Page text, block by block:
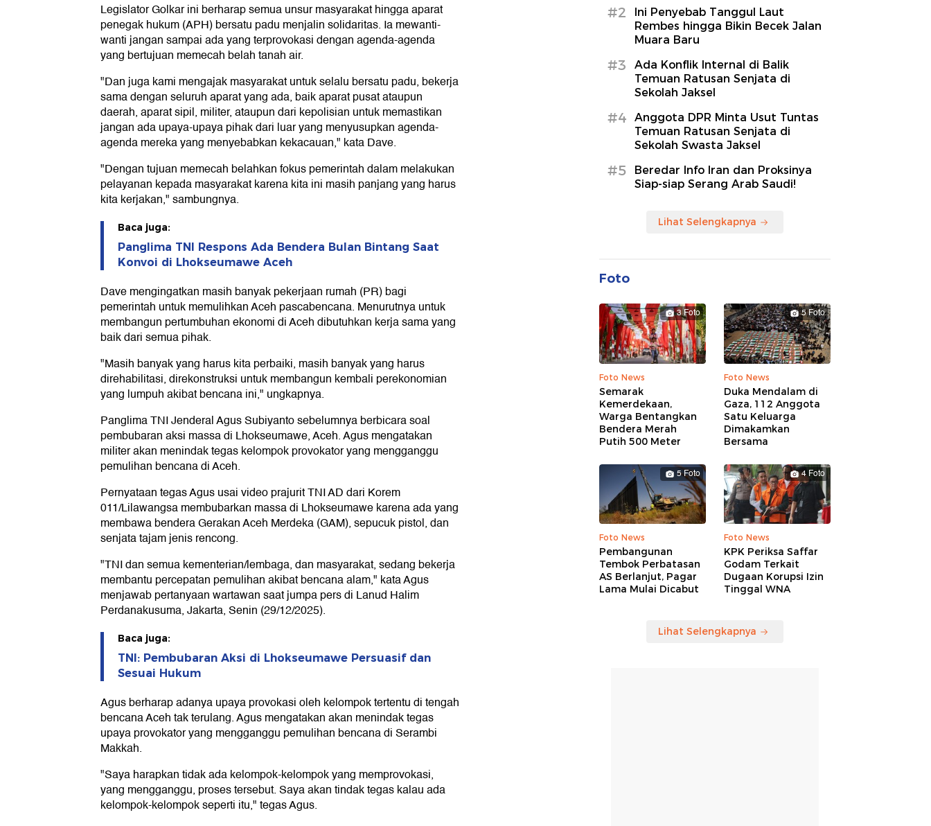
Legislator Golkar ini berharap semua unsur masyarakat hingga aparat
penegak hukum (APH) bersatu padu menjalin solidaritas. Ia mewanti-
wanti jangan sampai ada yang terprovokasi dengan agenda-agenda
yang bertujuan memecah belah tanah air.
"Dan juga kami mengajak masyarakat untuk selalu bersatu padu, bekerja
sama dengan seluruh aparat yang ada, baik aparat pusat ataupun
daerah, aparat sipil, militer, ataupun dari kepolisian untuk memastikan
jangan ada upaya-upaya pihak dari luar yang menyusupkan agenda-
agenda mereka yang menyebabkan kekacauan," kata Dave.
"Dengan tujuan memecah belahkan fokus pemerintah dalam melakukan
pelayanan kepada masyarakat karena kita ini masih panjang yang harus
kita kerjakan," sambungnya.
Baca juga:
Panglima TNI Respons Ada Bendera Bulan Bintang Saat
Konvoi di Lhokseumawe Aceh
Dave mengingatkan masih banyak pekerjaan rumah (PR) bagi
pemerintah untuk memulihkan Aceh pascabencana. Menurutnya untuk
membangun pertumbuhan ekonomi di Aceh dibutuhkan kerja sama yang
baik dari semua pihak.
"Masih banyak yang harus kita perbaiki, masih banyak yang harus
direhabilitasi, direkonstruksi untuk membangun kembali perekonomian
yang lumpuh akibat bencana ini," ungkapnya.
Panglima TNI Jenderal Agus Subiyanto sebelumnya berbicara soal
pembubaran aksi massa di Lhokseumawe, Aceh. Agus mengatakan
militer akan menindak tegas kelompok provokator yang mengganggu
pemulihan bencana di Aceh.
Pernyataan tegas Agus usai video prajurit TNI AD dari Korem
011/Lilawangsa membubarkan massa di Lhokseumawe karena ada yang
membawa bendera Gerakan Aceh Merdeka (GAM), sepucuk pistol, dan
senjata tajam jenis rencong.
"TNI dan semua kementerian/lembaga, dan masyarakat, sedang bekerja
membantu percepatan pemulihan akibat bencana alam," kata Agus
menjawab pertanyaan wartawan saat jumpa pers di Lanud Halim
Perdanakusuma, Jakarta, Senin (29/12/2025).
Baca juga:
TNI: Pembubaran Aksi di Lhokseumawe Persuasif dan
Sesuai Hukum
Agus berharap adanya upaya provokasi oleh kelompok tertentu di tengah
bencana Aceh tak terulang. Agus mengatakan akan menindak tegas
upaya provokator yang mengganggu pemulihan bencana di Serambi
Makkah.
"Saya harapkan tidak ada kelompok-kelompok yang memprovokasi,
yang mengganggu, proses tersebut. Saya akan tindak tegas kalau ada
kelompok-kelompok seperti itu," tegas Agus.
#2
Ini Penyebab Tanggul Laut
Rembes hingga Bikin Becek Jalan
Muara Baru
#3
Ada Konflik Internal di Balik
Temuan Ratusan Senjata di
Sekolah Jaksel
#4
Anggota DPR Minta Usut Tuntas
Temuan Ratusan Senjata di
Sekolah Swasta Jaksel
#5
Beredar Info Iran dan Proksinya
Siap-siap Serang Arab Saudi!
Lihat Selengkapnya
Foto
3 Foto
Foto News
Semarak
Kemerdekaan,
Warga Bentangkan
Bendera Merah
Putih 500 Meter
5 Foto
Foto News
Duka Mendalam di
Gaza, 112 Anggota
Satu Keluarga
Dimakamkan
Bersama
5 Foto
Foto News
Pembangunan
Tembok Perbatasan
AS Berlanjut, Pagar
Lama Mulai Dicabut
4 Foto
Foto News
KPK Periksa Saffar
Godam Terkait
Dugaan Korupsi Izin
Tinggal WNA
Lihat Selengkapnya